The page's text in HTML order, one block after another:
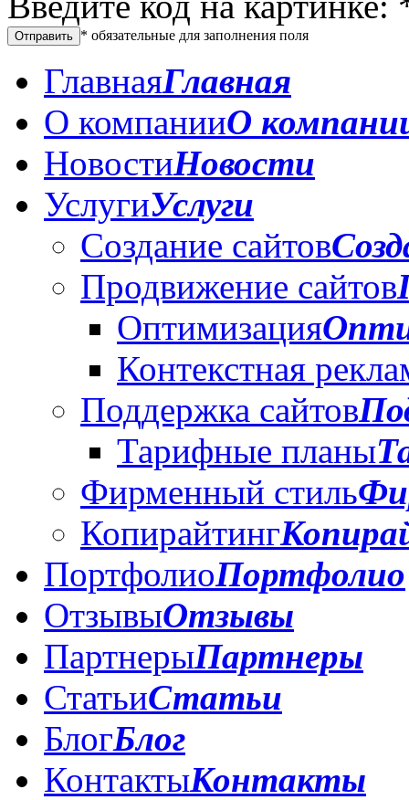
* обязательные для заполнения поля
ГлавнаяГлавная
О компанииО
НовостиНовости
УслугиУслуги
Создание сайтов
Продвижение сайтов
Оптимизация
Контекстная
Поддержка сайтов
Тарифные планы
Фирменный стиль
Копирайтинг
ПортфолиоПортфолио
ОтзывыОтзывы
ПартнерыПартнеры
СтатьиСтатьи
БлогБлог
КонтактыКонтакты